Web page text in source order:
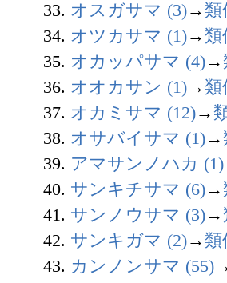
33. オスガサマ (3)→ 類
34. オツカサマ (1)→ 類
35. オカッパサマ (4)→
36. オオカサン (1)→ 類
37. オカミサマ (12)→
38. オサバイサマ (1)→
39. アマサンノハカ (1)
40. サンキチサマ (6)→
41. サンノウサマ (3)→
42. サンキガマ (2)→ 類
43. カンノンサマ (55)